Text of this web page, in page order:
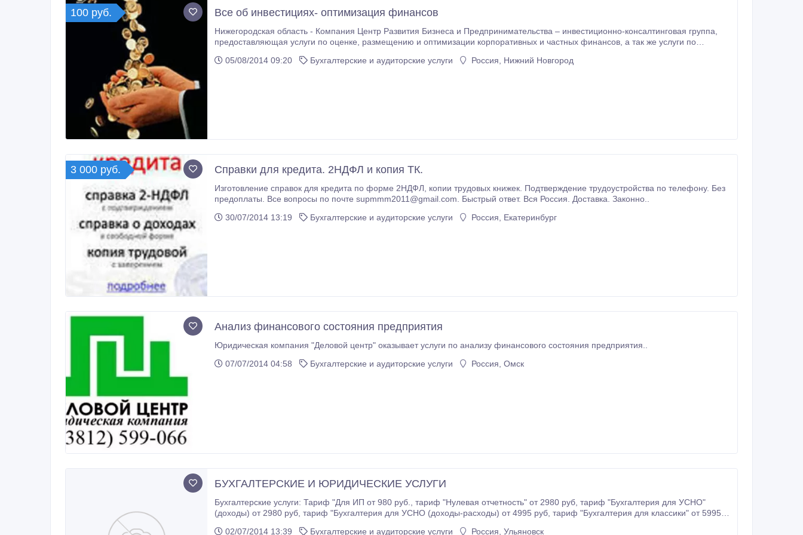
100 руб. Все об инвестициях- оптимизация финансов
Нижегородская область - Компания Центр Развития Бизнеса и Предпринимательства – инвестиционно-консалтинговая группа,
предоставляющая услуги по оценке, размещению и оптимизации корпоративных и частных финансов, а так же услуги по
Инвестиционная группа ЦРБП – предоставляет услуги по размещению и оценке корпоративных и частных финансов Вы уже
05/08/2014 09:20 Бухгалтерские и аудиторские услуги Россия, Нижний Новгород
3 000 руб. Справки для кредита. 2НДФЛ и копия ТК.
Изготовление справок для кредита по форме 2НДФЛ, копии трудовых книжек. Подтверждение трудоустройства по телефону. Без
предоплаты. Все вопросы по почте supmmm2011@gmail.com. Быстрый ответ. Вся Россия. Доставка. Законно..
30/07/2014 13:19
Бухгалтерские и аудиторские услуги Россия, Екатеринбург
Анализ финансового состояния предприятия
Юридическая компания "Деловой центр" оказывает услуги по анализу финансового состояния предприятия..
07/07/2014 04:58
Бухгалтерские и аудиторские услуги Россия, Омск
БУХГАЛТЕРСКИЕ И ЮРИДИЧЕСКИЕ УСЛУГИ
Бухгалтерские услуги: Тариф "Для ИП от 980 руб., тариф "Нулевая отчетность" от 2980 руб, тариф "Бухгалтерия для УСНО"
(доходы) от 2980 руб, тариф "Бухгалтерия для УСНО (доходы-расходы) от 4995 руб, тариф "Бухгалтерия для классики" от 5995
02/07/2014 13:39
Бухгалтерские и аудиторские услуги Россия, Ульяновск